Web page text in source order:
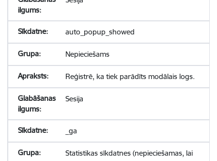
auto_popup_showed
Nepieciešams
Reģistrē, ka tiek parādīts modālais logs.
Sesija
_ga
Statistikas sīkdatnes (nepieciešamas, lai